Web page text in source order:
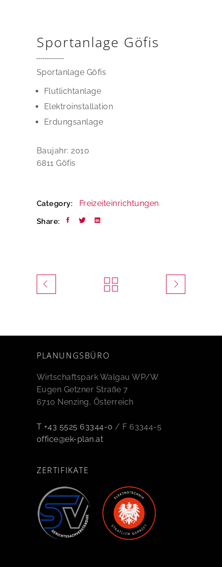
Sportanlage Göfis
Sportanlage Göfis
Flutlichtanlage
Elektroinstallation
Erdungsanlage
Baujahr: 2010
6811 Göfis
Category: Freizeiteinrichtungen
Share:
PLANUNGSBÜRO
Wirtschaftspark Walgau WP/W
Eugen Getzner Straße 7
6710 Nenzing, Österreich
T +43 5525 63344-0 / F 63344-5
office@ek-plan.at
ZERTIFIKATE